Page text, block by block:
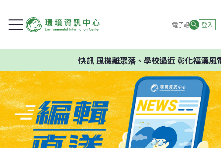
電子報 登入
快訊風機離聚落、學校過近 彰化福漢風